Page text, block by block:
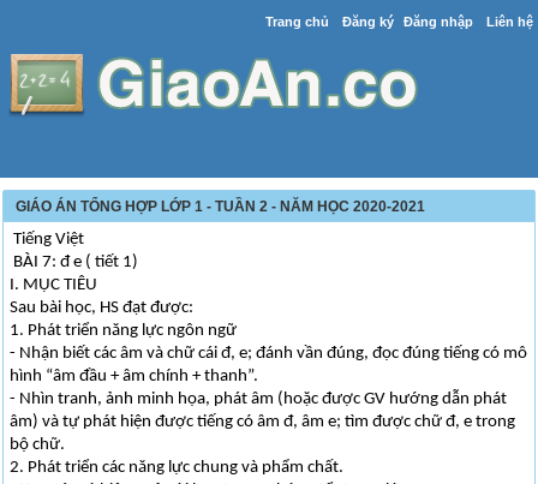
Trang chủ Đăng ký Đăng nhập Liên hệ
GIÁO ÁN TỔNG HỢP LỚP 1 - TUẦN 2 - NĂM HỌC 2020-2021
Tiếng Việt
BÀI 7: đ e ( tiết 1)
I. MỤC TIÊU
Sau bài học, HS đạt được:
1. Phát triển năng lực ngôn ngữ
- Nhận biết các âm và chữ cái đ, e; đánh vần đúng, đọc đúng tiếng có mô
hình “âm đầu + âm chính + thanh”.
- Nhìn tranh, ảnh minh họa, phát âm (hoặc được GV hướng dẫn phát
âm) và tự phát hiện được tiếng có âm đ, âm e; tìm được chữ đ, e trong
bộ chữ.
2. Phát triển các năng lực chung và phẩm chất.